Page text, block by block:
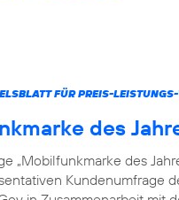
FÜR PREIS-
des
„Mobilfunkmarke des
Kundenumfrage